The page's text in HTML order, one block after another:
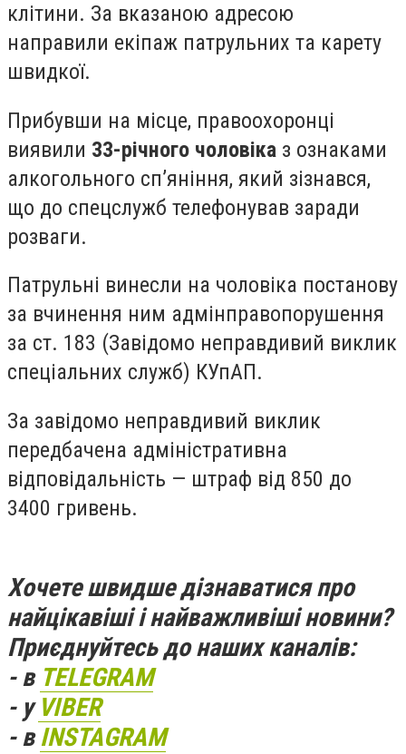
клітини. За вказаною адресою
направили екіпаж патрульних та карету
швидкої.
Прибувши на місце, правоохоронці
виявили 33-річного чоловіка з ознаками
алкогольного спʼяніння, який зізнався,
що до спецслужб телефонував заради
розваги.
Патрульні винесли на чоловіка постанову
за вчинення ним адмінправопорушення
за ст. 183 (Завідомо неправдивий виклик
спеціальних служб) КУпАП.
За завідомо неправдивий виклик
передбачена адміністративна
відповідальність — штраф від 850 до
3400 гривень.
Хочете швидше дізнаватися про
найцікавіші і найважливіші новини?
Приєднуйтесь до наших каналів:
- в TELEGRAM
- у VIBER
- вINSTAGRAM